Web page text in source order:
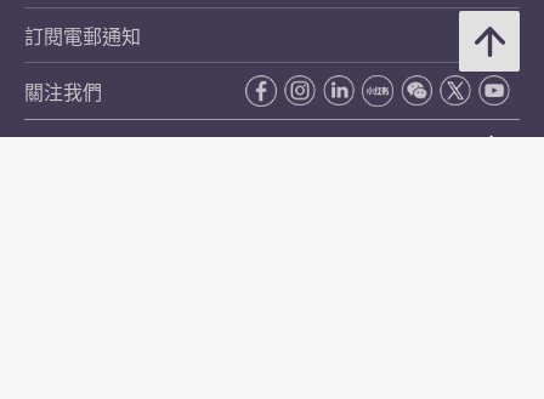
訂閱電郵通知
關注我們